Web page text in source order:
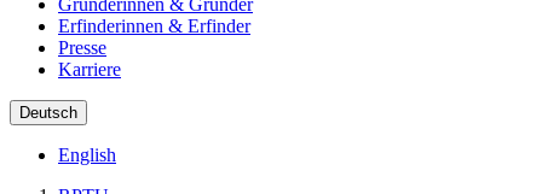
Gründerinnen & Gründer
Erfinderinnen & Erfinder
Presse
Karriere
Deutsch
English